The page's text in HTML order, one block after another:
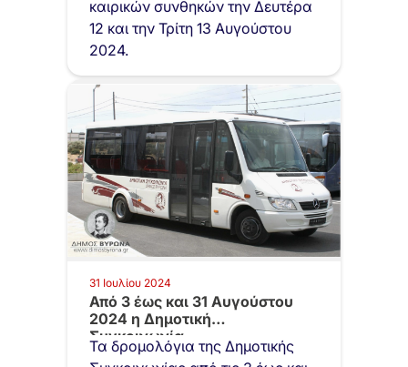
καιρικών συνθηκών την Δευτέρα
12 και την Τρίτη 13 Αυγούστου
2024.
31 Ιουλίου 2024
Από 3 έως και 31 Αυγούστου
2024 η Δημοτική
Συγκοινωνία…
Τα δρομολόγια της Δημοτικής